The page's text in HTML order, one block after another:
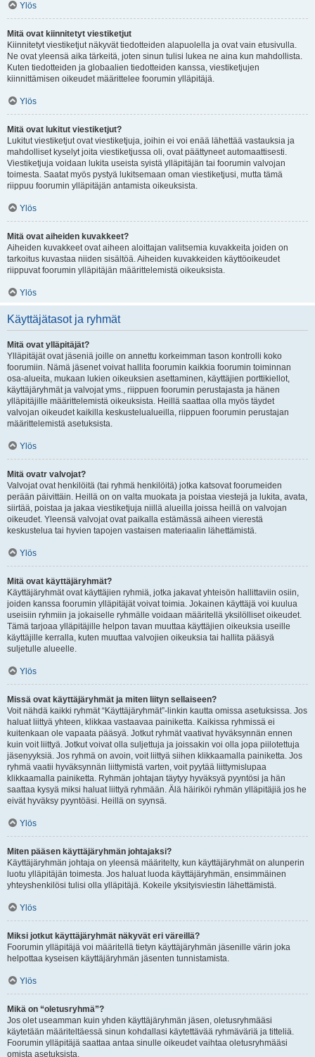
Ylös
Mitä ovat kiinnitetyt viestiketjut
Kiinnitetyt viestiketjut näkyvät tiedotteiden alapuolella ja ovat vain etusivulla.
Ne ovat yleensä aika tärkeitä, joten sinun tulisi lukea ne aina kun mahdollista.
Kuten tiedotteiden ja globaalien tiedotteiden kanssa, viestiketjujen
kiinnittämisen oikeudet määrittelee foorumin ylläpitäjä.
Ylös
Mitä ovat lukitut viestiketjut?
Lukitut viestiketjut ovat viestiketjuja, joihin ei voi enää lähettää vastauksia ja
mahdolliset kyselyt joita viestiketjussa oli, ovat päättyneet automaattisesti.
Viestiketjuja voidaan lukita useista syistä ylläpitäjän tai foorumin valvojan
toimesta. Saatat myös pystyä lukitsemaan oman viestiketjusi, mutta tämä
riippuu foorumin ylläpitäjän antamista oikeuksista.
Ylös
Mitä ovat aiheiden kuvakkeet?
Aiheiden kuvakkeet ovat aiheen aloittajan valitsemia kuvakkeita joiden on
tarkoitus kuvastaa niiden sisältöä. Aiheiden kuvakkeiden käyttöoikeudet
riippuvat foorumin ylläpitäjän määrittelemistä oikeuksista.
Ylös
Käyttäjätasot ja ryhmät
Mitä ovat ylläpitäjät?
Ylläpitäjät ovat jäseniä joille on annettu korkeimman tason kontrolli koko
foorumiin. Nämä jäsenet voivat hallita foorumin kaikkia foorumin toiminnan
osa-alueita, mukaan lukien oikeuksien asettaminen, käyttäjien porttikiellot,
käyttäjäryhmät ja valvojat yms., riippuen foorumin perustajasta ja hänen
ylläpitäjille määrittelemistä oikeuksista. Heillä saattaa olla myös täydet
valvojan oikeudet kaikilla keskustelualueilla, riippuen foorumin perustajan
määrittelemistä asetuksista.
Ylös
Mitä ovatr valvojat?
Valvojat ovat henkilöitä (tai ryhmä henkilöitä) jotka katsovat foorumeiden
perään päivittäin. Heillä on on valta muokata ja poistaa viestejä ja lukita, avata,
siirtää, poistaa ja jakaa viestiketjuja niillä alueilla joissa heillä on valvojan
oikeudet. Yleensä valvojat ovat paikalla estämässä aiheen vierestä
keskustelua tai hyvien tapojen vastaisen materiaalin lähettämistä.
Ylös
Mitä ovat käyttäjäryhmät?
Käyttäjäryhmät ovat käyttäjien ryhmiä, jotka jakavat yhteisön hallittaviin osiin,
joiden kanssa foorumin ylläpitäjät voivat toimia. Jokainen käyttäjä voi kuulua
useisiin ryhmiin ja jokaiselle ryhmälle voidaan määritellä yksilölliset oikeudet.
Tämä tarjoaa ylläpitäjille helpon tavan muuttaa käyttäjien oikeuksia useille
käyttäjille kerralla, kuten muuttaa valvojien oikeuksia tai hallita pääsyä
suljetulle alueelle.
Ylös
Missä ovat käyttäjäryhmät ja miten liityn sellaiseen?
Voit nähdä kaikki ryhmät “Käyttäjäryhmät”-linkin kautta omissa asetuksissa. Jos
haluat liittyä yhteen, klikkaa vastaavaa painiketta. Kaikissa ryhmissä ei
kuitenkaan ole vapaata pääsyä. Jotkut ryhmät vaativat hyväksynnän ennen
kuin voit liittyä. Jotkut voivat olla suljettuja ja joissakin voi olla jopa piilotettuja
jäsenyyksiä. Jos ryhmä on avoin, voit liittyä siihen klikkaamalla painiketta. Jos
ryhmä vaatii hyväksynnän liittymistä varten, voit pyytää liittymislupaa
klikkaamalla painiketta. Ryhmän johtajan täytyy hyväksyä pyyntösi ja hän
saattaa kysyä miksi haluat liittyä ryhmään. Älä häiriköi ryhmän ylläpitäjiä jos he
eivät hyväksy pyyntöäsi. Heillä on syynsä.
Ylös
Miten pääsen käyttäjäryhmän johtajaksi?
Käyttäjäryhmän johtaja on yleensä määritelty, kun käyttäjäryhmät on alunperin
luotu ylläpitäjän toimesta. Jos haluat luoda käyttäjäryhmän, ensimmäinen
yhteyshenkilösi tulisi olla ylläpitäjä. Kokeile yksityisviestin lähettämistä.
Ylös
Miksi jotkut käyttäjäryhmät näkyvät eri väreillä?
Foorumin ylläpitäjä voi määritellä tietyn käyttäjäryhmän jäsenille värin joka
helpottaa kyseisen käyttäjäryhmän jäsenten tunnistamista.
Ylös
Mikä on “oletusryhmä”?
Jos olet useamman kuin yhden käyttäjäryhmän jäsen, oletusryhmääsi
käytetään määriteltäessä sinun kohdallasi käytettävää ryhmäväriä ja titteliä.
Foorumin ylläpitäjä saattaa antaa sinulle oikeudet vaihtaa oletusryhmääsi
omista asetuksista.